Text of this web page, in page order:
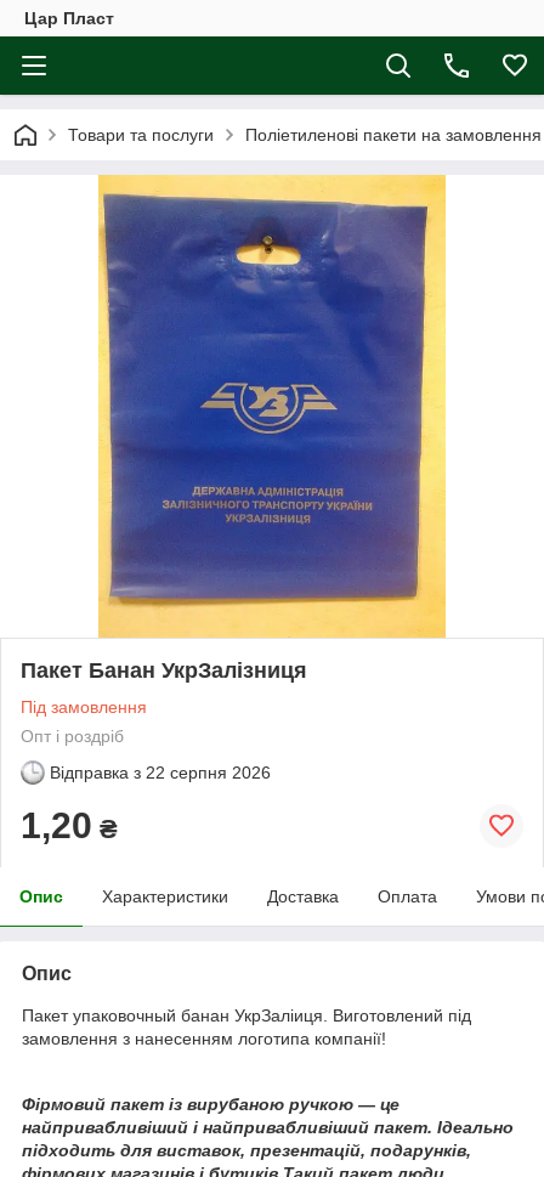
Цар Пласт
Товари та послуги Поліетиленові пакети на замовлення
Пакет Банан УкрЗалізниця
Під замовлення
Опт і роздріб
Відправка з 22 серпня 2026
1,20 ₴
Опис Характеристики Доставка Оплата Умови
Опис
Пакет упаковочный банан УкрЗаліиця. Виготовлений під
замовлення з нанесенням логотипа компанії!
Фірмовий пакет із вирубаною ручкою — це
найпривабливіший і найпривабливіший пакет. Ідеально
підходить для виставок, презентацій, подарунків,
фірмових магазинів і бутиків.Такий пакет люди